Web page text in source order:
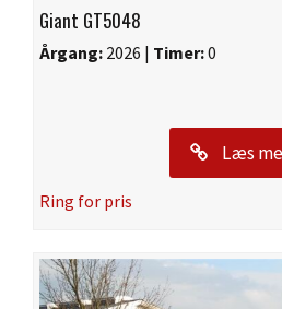
Giant GT5048
Årgang: 2026 | Timer:0
Læs
Ring for pris